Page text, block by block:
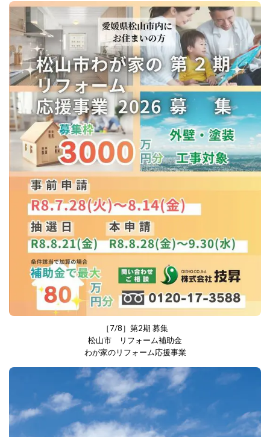
［7/8］第2期 募集
松山市 リフォーム補助金
わが家のリフォーム応援事業